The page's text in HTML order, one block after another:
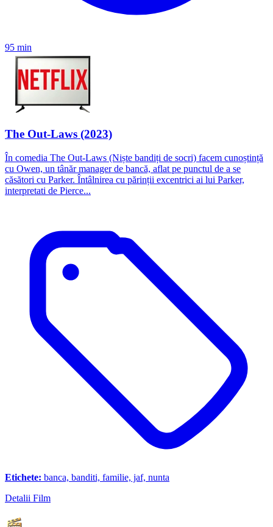
95 min
The Out-Laws (2023)
În comedia The Out-Laws (Niște bandiți de socri) facem cunoștință
cu Owen, un tânăr manager de bancă, aflat pe punctul de a se
căsători cu Parker. Întâlnirea cu părinții excentrici ai lui Parker,
interpretati de Pierce...
Etichete: banca, banditi, familie, jaf, nunta
Detalii Film